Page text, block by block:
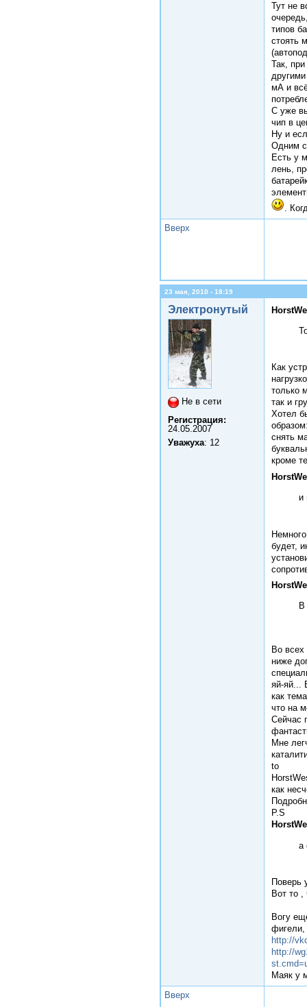
Тут не
типов
стоять
Так,
мА и
С уже
чип в
Ну и
Одним
Есть у
лень,
.
Вверх
23 мая, 2010 - 18:19
Электронутый
Не в сети
Регистрация:
24.05.2007
Уважуха: 12
Как
только
так и
Хотел
снять
кроме
и
будет,
В
Во всех
ниже
яй-яй...
как
что на
Сейчас
Мне
to
как
P.S
а
Поверь
Вот то ,
Вогу
фигели,
http://
http://
Маяк у
Вверх